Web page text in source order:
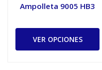
Ampolleta 9005 HB3
VER OPCIONES